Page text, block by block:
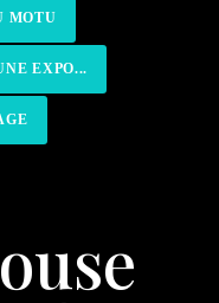
MOTU
EXPO...